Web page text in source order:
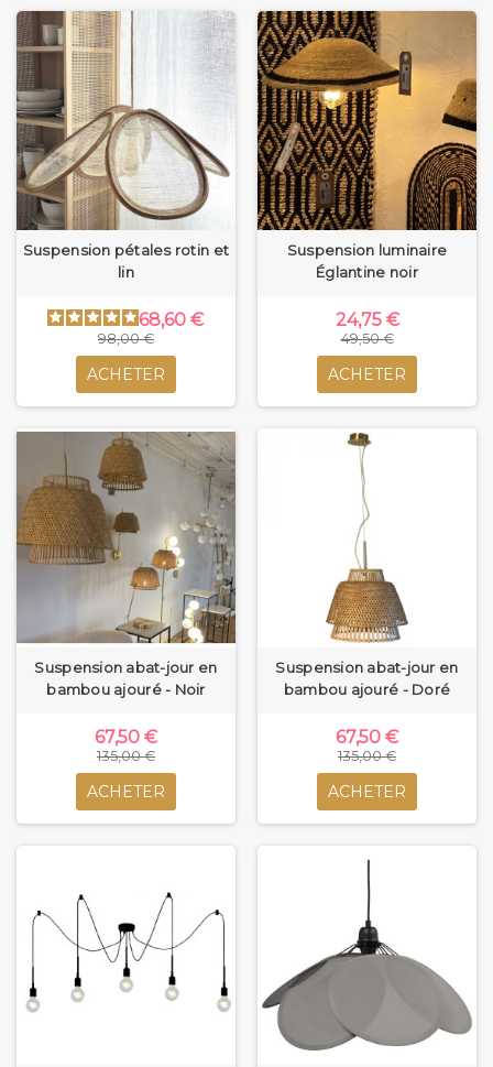
Suspension pétales rotin et
lin
68,60 €
98,00 €
ACHETER
Suspension luminaire
Églantine noir
24,75 €
49,50 €
ACHETER
Suspension abat-jour en
bambou ajouré - Noir
67,50 €
135,00 €
ACHETER
Suspension abat-jour en
bambou ajouré - Doré
67,50 €
135,00 €
ACHETER